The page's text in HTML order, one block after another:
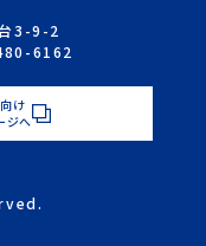
3-9-2
6162
け
ジへ